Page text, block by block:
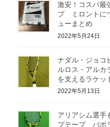
激安！コスパ最
プ ミロントに
ューまとめ
2022年5月24日
ナダル・ジョコ
ルロス・アルカ
を支えるラケッ
2022年5月13日
アリアシム選手
プテープ バボ